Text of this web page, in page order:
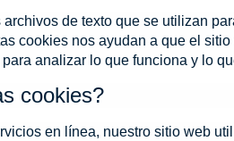
de texto que se utilizan
cookies nos ayudan a que el
analizar lo que funciona y lo
cookies?
en línea, nuestro sitio web